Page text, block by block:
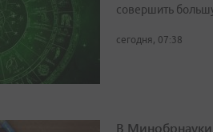
совершить
сегодня, 07:38
В Минобрнауки